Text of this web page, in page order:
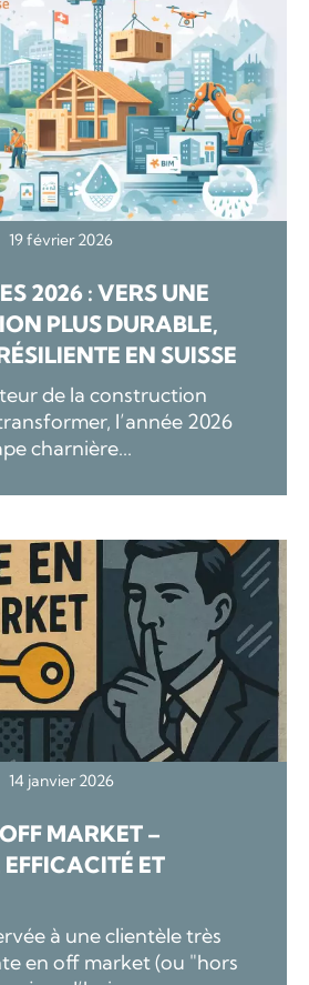
19 février 2026
2026 : VERS UNE
PLUS DURABLE,
EN SUISSE
de la construction
l’année 2026
charnière...
14 janvier 2026
MARKET –
ET
à une clientèle très
en off market (ou "hors